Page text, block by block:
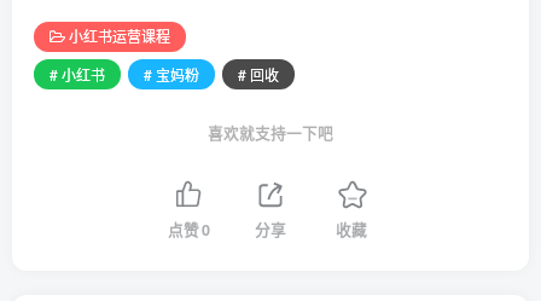
小红书运营课程
# 小红书
# 宝妈粉 # 回收
喜欢就支持一下吧
点赞0 分享 收藏